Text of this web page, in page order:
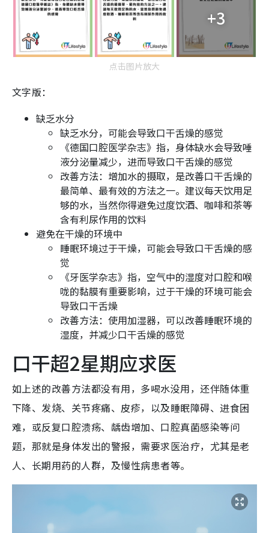
+3
点击图片放大
文字版：
缺乏水分
缺乏水分，可能会导致口干舌燥的感觉
《德国口腔医学杂志》指，身体缺水会导致唾
液分泌量减少，进而导致口干舌燥的感觉
改善方法：增加水的摄取，是改善口干舌燥的
最简单、最有效的方法之一。建议每天饮用足
够的水，当然你得避免过度饮酒、咖啡和茶等
含有利尿作用的饮料
避免在干燥的环境中
睡眠环境过于干燥，可能会导致口干舌燥的感
觉
《牙医学杂志》指，空气中的湿度对口腔和喉
咙的黏膜有重要影响，过于干燥的环境可能会
导致口干舌燥
改善方法：使用加湿器，可以改善睡眠环境的
湿度，并减少口干舌燥的感觉
口干超2星期应求医
如上述的改善方法都没有用，多喝水没用，还伴随体重
下降、发烧、关节疼痛、皮疹，以及睡眠障碍、进食困
难，或反复口腔溃疡、龋齿增加、口腔真菌感染等问
题，那就是身体发出的警报，需要求医治疗，尤其是老
人、长期用药的人群，及慢性病患者等。